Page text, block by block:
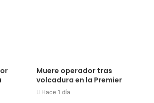
Muere operador tras
volcadura en la Premier
Hace 1 día